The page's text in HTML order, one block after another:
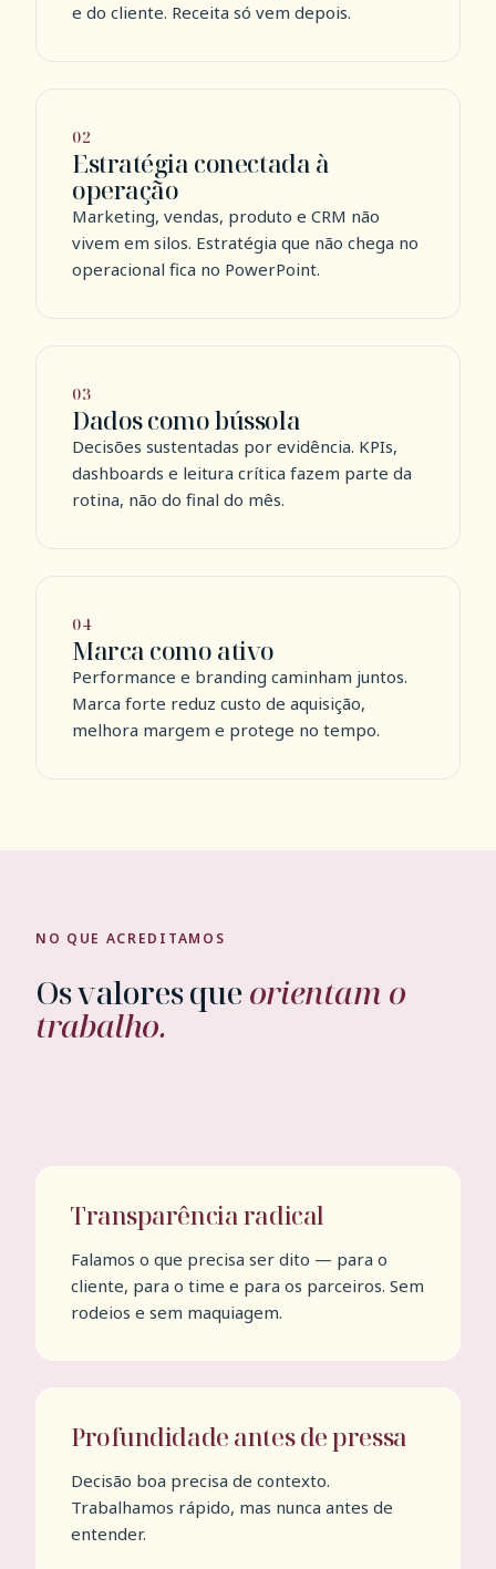
e do cliente. Receita só vem depois.
02
Estratégia conectada à
operação
Marketing, vendas, produto e CRM não
vivem em silos. Estratégia que não chega no
operacional fica no PowerPoint.
03
Dados como bússola
Decisões sustentadas por evidência. KPIs,
dashboards e leitura crítica fazem parte da
rotina, não do final do mês.
04
Marca como ativo
Performance e branding caminham juntos.
Marca forte reduz custo de aquisição,
melhora margem e protege no tempo.
NO QUE ACREDITAMOS
Os valores queorientam o
trabalho.
Transparência radical
Falamos o que precisa ser dito — para o
cliente, para o time e para os parceiros. Sem
rodeios e sem maquiagem.
Profundidade antes de pressa
Decisão boa precisa de contexto.
Trabalhamos rápido, mas nunca antes de
entender.